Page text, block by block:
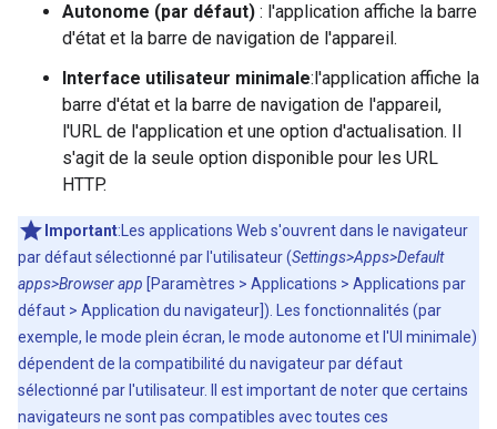
Autonome (par défaut) : l'application affiche la barre
d'état et la barre de navigation de l'appareil.
Interface utilisateur minimale:l'application affiche la
barre d'état et la barre de navigation de l'appareil,
l'URL de l'application et une option d'actualisation. Il
s'agit de la seule option disponible pour les URL
HTTP.
Important:Les applications Web s'ouvrent dans le navigateur
par défaut sélectionné par l'utilisateur (Settings>Apps>Default
apps>Browser app [Paramètres > Applications > Applications par
défaut > Application du navigateur]). Les fonctionnalités (par
exemple, le mode plein écran, le mode autonome et l'UI minimale)
dépendent de la compatibilité du navigateur par défaut
sélectionné par l'utilisateur. Il est important de noter que certains
navigateurs ne sont pas compatibles avec toutes ces